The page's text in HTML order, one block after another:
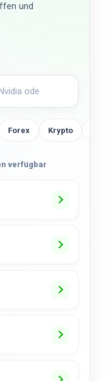
und
Forex Krypto
verfügbar